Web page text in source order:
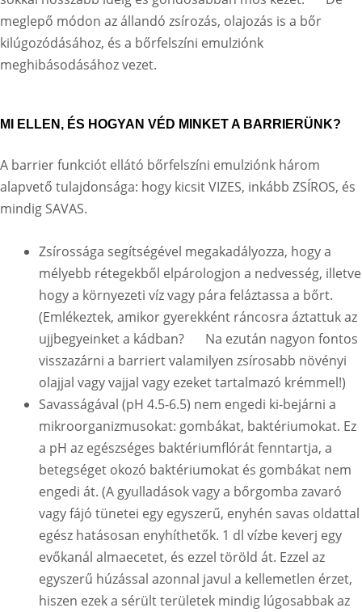
meglepő módon az állandó zsírozás, olajozás is a bőr
kilúgozódásához, és a bőrfelszíni emulziónk
meghibásodásához vezet.
MI ELLEN, ÉS HOGYAN VÉD MINKET A BARRIERÜNK?
A barrier funkciót ellátó bőrfelszíni emulziónk három
alapvető tulajdonsága: hogy kicsit VIZES, inkább ZSÍROS, és
mindig SAVAS.
Zsírossága segítségével megakadályozza, hogy a
mélyebb rétegekből elpárologjon a nedvesség, illetve
hogy a környezeti víz vagy pára feláztassa a bőrt.
(Emlékeztek, amikor gyerekként ráncosra áztattuk az
ujjbegyeinket a kádban?
Na ezután nagyon fontos
visszazárni a barriert valamilyen zsírosabb növényi
olajjal vagy vajjal vagy ezeket tartalmazó krémmel!)
Savasságával (pH 4.5-6.5) nem engedi ki-bejárni a
mikroorganizmusokat: gombákat, baktériumokat. Ez
a pH az egészséges baktériumflórát fenntartja, a
betegséget okozó baktériumokat és gombákat nem
engedi át. (A gyulladások vagy a bőrgomba zavaró
vagy fájó tünetei egy egyszerű, enyhén savas oldattal
egész hatásosan enyhíthetők. 1 dl vízbe keverj egy
evőkanál almaecetet, és ezzel töröld át. Ezzel az
egyszerű húzással azonnal javul a kellemetlen érzet,
hiszen ezek a sérült területek mindig lúgosabbak az